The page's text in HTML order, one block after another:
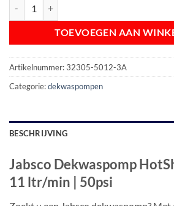
TOEVOEGEN AAN
Artikelnummer:32305-5012-3A
Categorie:dekwaspompen
BESCHRIJVING
Jabsco Dekwaspomp
11 ltr/min | 50psi